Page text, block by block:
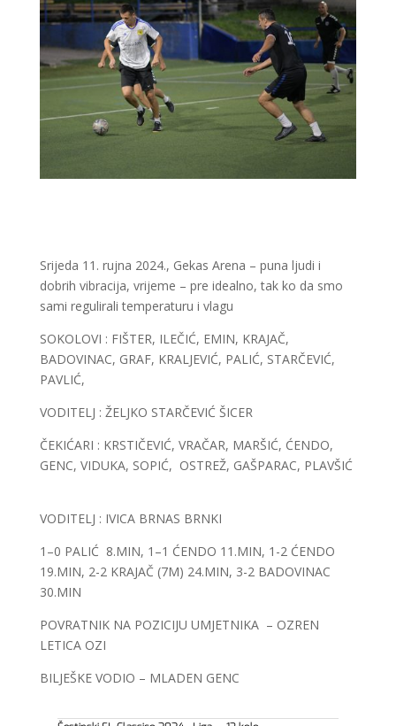
Srijeda 11. rujna 2024., Gekas Arena – puna ljudi i
dobrih vibracija, vrijeme – pre idealno, tak ko da smo
sami regulirali temperaturu i vlagu
SOKOLOVI : FIŠTER, ILEČIĆ, EMIN, KRAJAČ,
BADOVINAC, GRAF, KRALJEVIĆ, PALIĆ, STARČEVIĆ,
PAVLIĆ,
VODITELJ : ŽELJKO STARČEVIĆ ŠICER
ČEKIĆARI : KRSTIČEVIĆ, VRAČAR, MARŠIĆ, ĆENDO,
GENC, VIDUKA, SOPIĆ, OSTREŽ, GAŠPARAC, PLAVŠIĆ
VODITELJ : IVICA BRNAS BRNKI
1–0 PALIĆ 8.MIN, 1–1 ĆENDO 11.MIN, 1-2 ĆENDO
19.MIN, 2-2 KRAJAČ (7M) 24.MIN, 3-2 BADOVINAC
30.MIN
POVRATNIK NA POZICIJU UMJETNIKA – OZREN
LETICA OZI
BILJEŠKE VODIO – MLADEN GENC